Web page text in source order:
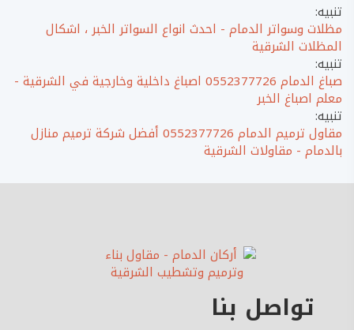
تنبيه:
مظلات وسواتر الدمام - احدث انواع السواتر الخبر ، اشكال
المظلات الشرقية
تنبيه:
صباغ الدمام 0552377726 اصباغ داخلية وخارجية في الشرقية -
معلم اصباغ الخبر
تنبيه:
مقاول ترميم الدمام 0552377726 أفضل شركة ترميم منازل
بالدمام - مقاولات الشرقية
تواصل بنا